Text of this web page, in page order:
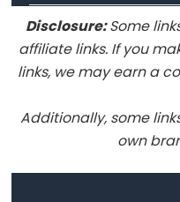
modificadoras
Keyboard.press()
Keyboard.print()
Keyboard.println()
Keyboard.release()
Keyboard.releaseAll()
Disclosure:Some
affiliate links. If you
links, we may earn a
Additionally, some
own